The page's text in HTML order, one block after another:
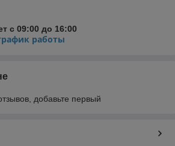
с 09:00 до 16:00
работы
добавьте первый